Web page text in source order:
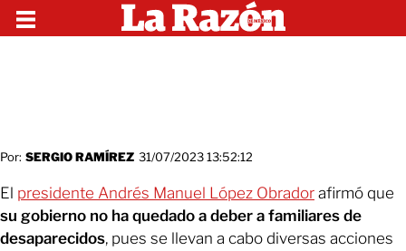
Por: SERGIO RAMÍREZ 31/07/2023 13:52:12
El presidente Andrés Manuel López Obrador afirmó que
su gobierno no ha quedado a deber a familiares de
desaparecidos, pues se llevan a cabo diversas acciones